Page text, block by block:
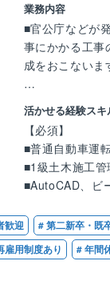
★圧倒的な集客力
集客数（年間
一人当たり接
一人当たり契約
棟）
★条件
年間休日120日
平均年収932万円
【インセンティ
■請負金額×歩合
建物平均単価
平均歩合約45万
業務内容
■官公庁などが
事にかかる工事
成をおこないま
【具体的には】
主に秋田県・国
積算業務を担当
・工事案件の数
・数量計算書・
・工事発注図面
rd・Excel・
をおこないます
活かせる経験スキ
【必須】
■普通自動車運
■1級土木施工
■AutoCAD、ビ
■エクセル、ワ
【歓迎】
歓迎 # 第二新卒・既
雇用制度あり
# 年間